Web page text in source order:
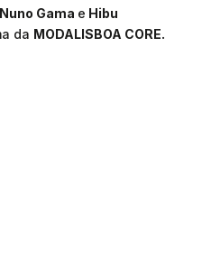
Gama e Hibu
da MODALISBOA CORE.